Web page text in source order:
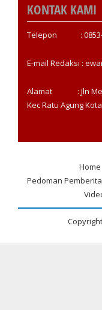
KONTAK KAMI
Telepon : 0853-
E-mail Redaksi :
Alamat : Jln
Kec Ratu Agung
Footer
Home
Pedoman